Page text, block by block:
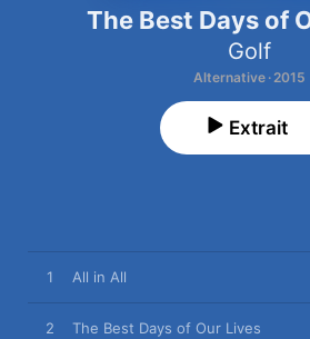
The Best Days of
Golf
Alternative · 2015
Extrait
1 All in All
2 The Best Days of Our Lives